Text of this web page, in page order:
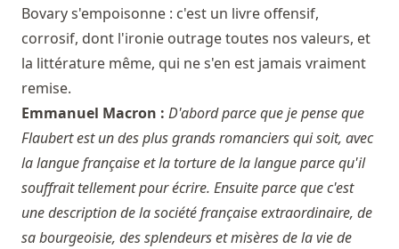
Bovary s'empoisonne : c'est un livre offensif,
corrosif, dont l'ironie outrage toutes nos valeurs, et
la littérature même, qui ne s'en est jamais vraiment
remise.
Emmanuel Macron : D'abord parce que je pense que
Flaubert est un des plus grands romanciers qui soit, avec
la langue française et la torture de la langue parce qu'il
souffrait tellement pour écrire. Ensuite parce que c'est
une description de la société française extraordinaire, de
sa bourgeoisie, des splendeurs et misères de la vie de